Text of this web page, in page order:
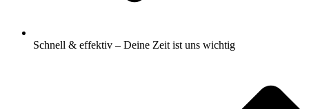
Schnell & effektiv – Deine Zeit ist uns wichtig